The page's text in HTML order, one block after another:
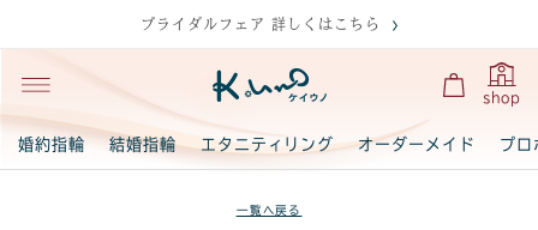
ブライダルフェア 詳しくはこちら
shop
婚約指輪 結婚指輪 エタニティリング オーダーメイド プロ
一覧へ戻る